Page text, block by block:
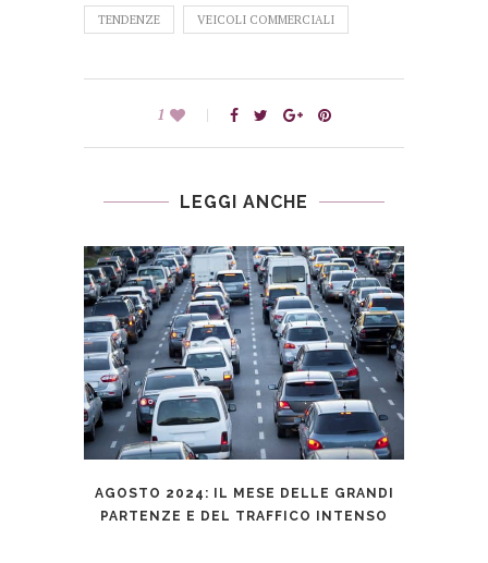
TENDENZE VEICOLI COMMERCIALI
1
LEGGI ANCHE
AGOSTO 2024: IL MESE DELLE GRANDI
PARTENZE E DEL TRAFFICO INTENSO